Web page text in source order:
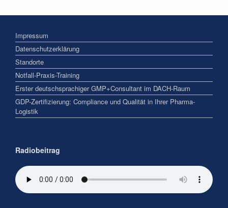
Impressum
Datenschutzerklärung
Standorte
Notfall-Praxis-Training
Erster deutschsprachiger GMP+Consultant im DACH-Raum
GDP-Zertifizierung: Compliance und Qualität in Ihrer Pharma-
Logistik
Radiobeitrag